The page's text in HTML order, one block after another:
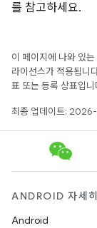
를 참고하세요.
이 페이지에 나와 있
라이선스가 적용됩
표 또는 등록 상표입니
최종 업데이트:
ANDROID 자세
Android